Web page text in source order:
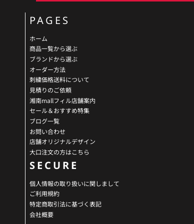
PAGES
ホーム
商品一覧から選ぶ
ブランドから選ぶ
オーダー方法
刺繍価格送料について
見積りのご依頼
湘南mallフィル店舗案内
セール＆おすすめ特集
ブログ一覧
お問い合わせ
店舗オリジナルデザイン
大口注文の方はこちら
SECURE
個人情報の取り扱いに関しまして
ご利用規約
特定商取引法に基づく表記
会社概要